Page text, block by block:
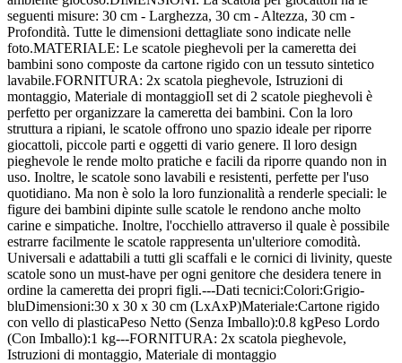
seguenti misure: 30 cm - Larghezza, 30 cm - Altezza, 30 cm -
Profondità. Tutte le dimensioni dettagliate sono indicate nelle
foto.MATERIALE: Le scatole pieghevoli per la cameretta dei
bambini sono composte da cartone rigido con un tessuto sintetico
lavabile.FORNITURA: 2x scatola pieghevole, Istruzioni di
montaggio, Materiale di montaggioIl set di 2 scatole pieghevoli è
perfetto per organizzare la cameretta dei bambini. Con la loro
struttura a ripiani, le scatole offrono uno spazio ideale per riporre
giocattoli, piccole parti e oggetti di vario genere. Il loro design
pieghevole le rende molto pratiche e facili da riporre quando non in
uso. Inoltre, le scatole sono lavabili e resistenti, perfette per l'uso
quotidiano. Ma non è solo la loro funzionalità a renderle speciali: le
figure dei bambini dipinte sulle scatole le rendono anche molto
carine e simpatiche. Inoltre, l'occhiello attraverso il quale è possibile
estrarre facilmente le scatole rappresenta un'ulteriore comodità.
Universali e adattabili a tutti gli scaffali e le cornici di livinity, queste
scatole sono un must-have per ogni genitore che desidera tenere in
ordine la cameretta dei propri figli.---Dati tecnici:Colori:Grigio-
bluDimensioni:30 x 30 x 30 cm (LxAxP)Materiale:Cartone rigido
con vello di plasticaPeso Netto (Senza Imballo):0.8 kgPeso Lordo
(Con Imballo):1 kg---FORNITURA: 2x scatola pieghevole,
Istruzioni di montaggio, Materiale di montaggio